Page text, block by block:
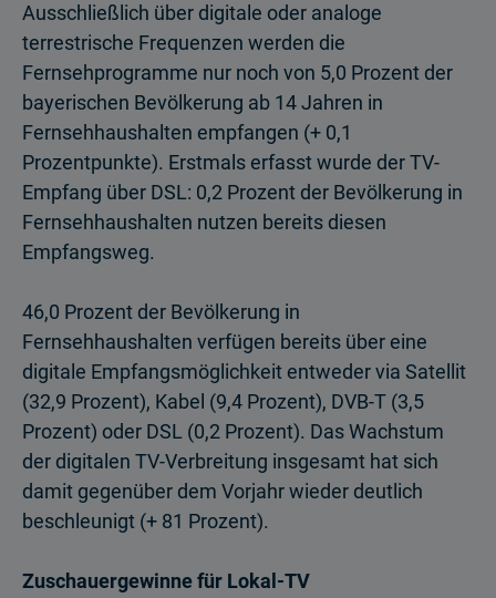
Ausschließlich über digitale oder analoge
terrestrische Frequenzen werden die
Fernsehprogramme nur noch von 5,0 Prozent der
bayerischen Bevölkerung ab 14 Jahren in
Fernsehhaushalten empfangen (+ 0,1
Prozentpunkte). Erstmals erfasst wurde der TV-
Empfang über DSL: 0,2 Prozent der Bevölkerung in
Fernsehhaushalten nutzen bereits diesen
Empfangsweg.
46,0 Prozent der Bevölkerung in
Fernsehhaushalten verfügen bereits über eine
digitale Empfangsmöglichkeit entweder via Satellit
(32,9 Prozent), Kabel (9,4 Pro­zent), DVB-T (3,5
Prozent) oder DSL (0,2 Prozent). Das Wachstum
der digitalen TV-Verbreitung insgesamt hat sich
damit gegenüber dem Vorjahr wieder deutlich
beschleunigt (+ 81 Prozent).
Zuschauergewinne für Lokal-TV